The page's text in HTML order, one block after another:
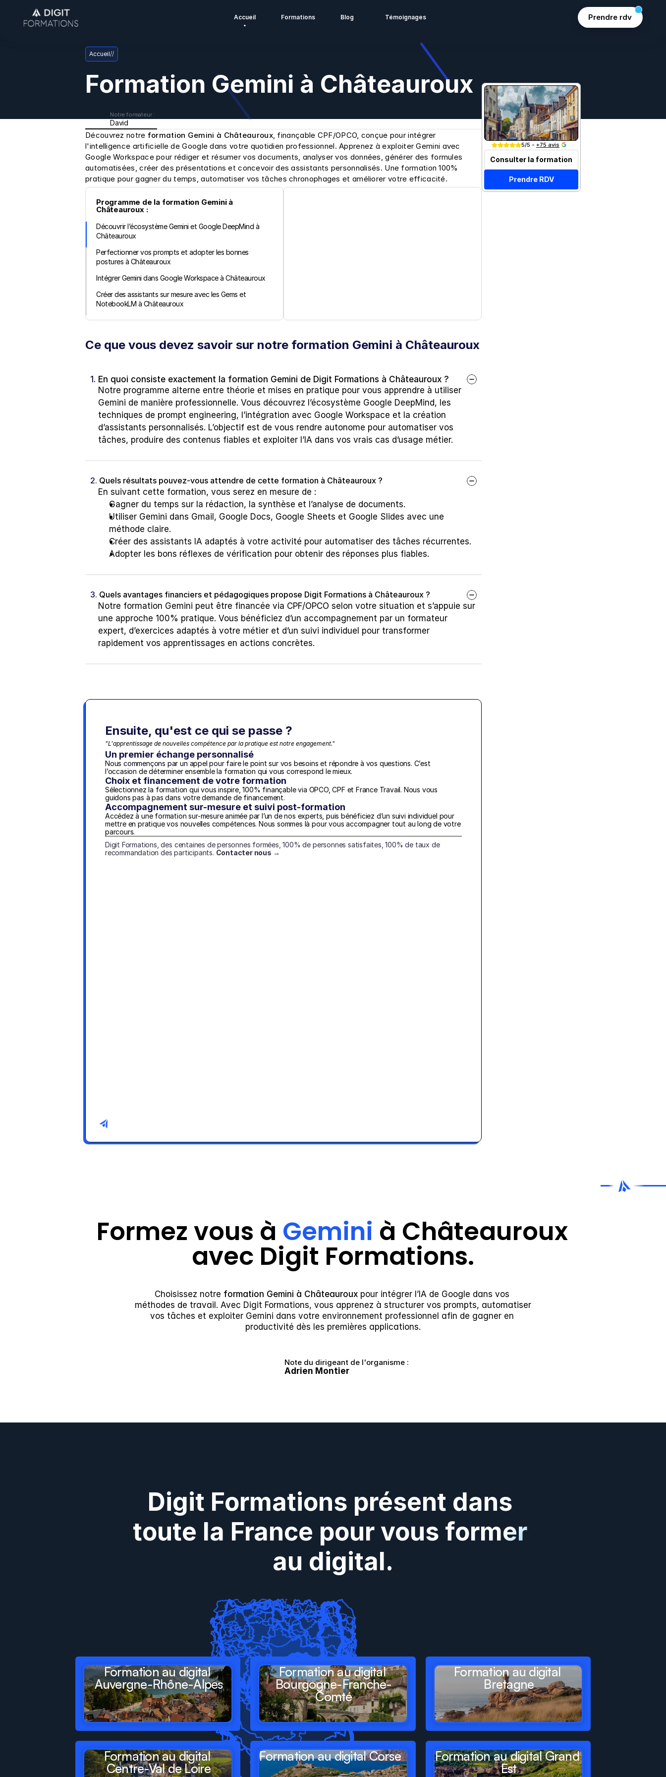
Accueil//
Formation Gemini à Châteauroux
Notre formateur :
David
Découvrez notre formation Gemini à Châteauroux, finançable CPF/OPCO, conçue pour intégrer
l'intelligence artificielle de Google dans votre quotidien professionnel. Apprenez à exploiter Gemini avec
Google Workspace pour rédiger et résumer vos documents, analyser vos données, générer des formules
automatisées, créer des présentations et concevoir des assistants personnalisés. Une formation 100%
pratique pour gagner du temps, automatiser vos tâches chronophages et améliorer votre efficacité.
Programme de la formation Gemini à
Châteauroux :
Découvrir l’écosystème Gemini et Google DeepMind à
Châteauroux
Perfectionner vos prompts et adopter les bonnes
postures à Châteauroux
Intégrer Gemini dans Google Workspace à Châteauroux
Créer des assistants sur mesure avec les Gems et
NotebookLM à Châteauroux
Ce que vous devez savoir sur notre formation Gemini à Châteauroux
1. En quoi consiste exactement la formation Gemini de Digit Formations à Châteauroux ?
Notre programme alterne entre théorie et mises en pratique pour vous apprendre à utiliser
Gemini de manière professionnelle. Vous découvrez l’écosystème Google DeepMind, les
techniques de prompt engineering, l’intégration avec Google Workspace et la création
d’assistants personnalisés. L’objectif est de vous rendre autonome pour automatiser vos
tâches, produire des contenus fiables et exploiter l’IA dans vos vrais cas d’usage métier.
2. Quels résultats pouvez-vous attendre de cette formation à Châteauroux ?
En suivant cette formation, vous serez en mesure de :
Gagner du temps sur la rédaction, la synthèse et l’analyse de documents.
Utiliser Gemini dans Gmail, Google Docs, Google Sheets et Google Slides avec une
méthode claire.
Créer des assistants IA adaptés à votre activité pour automatiser des tâches récurrentes.
Adopter les bons réflexes de vérification pour obtenir des réponses plus fiables.
3. Quels avantages financiers et pédagogiques propose Digit Formations à Châteauroux ?
Notre formation Gemini peut être financée via CPF/OPCO selon votre situation et s’appuie sur
une approche 100% pratique. Vous bénéficiez d’un accompagnement par un formateur
expert, d’exercices adaptés à votre métier et d’un suivi individuel pour transformer
rapidement vos apprentissages en actions concrètes.
Ensuite, qu'est ce qui se passe ?
"L'apprentissage de nouvelles compétence par la pratique est notre engagement."
Un premier échange personnalisé
Nous commençons par un appel pour faire le point sur vos besoins et répondre à vos questions. C’est
l’occasion de déterminer ensemble la formation qui vous correspond le mieux.
Choix et financement de votre formation
Sélectionnez la formation qui vous inspire, 100% finançable via OPCO, CPF et France Travail. Nous vous
guidons pas à pas dans votre demande de financement.
Accompagnement sur-mesure et suivi post-formation
Accédez à une formation sur-mesure animée par l’un de nos experts, puis bénéficiez d’un suivi individuel pour
mettre en pratique vos nouvelles compétences. Nous sommes là pour vous accompagner tout au long de votre
parcours.
Digit Formations, des centaines de personnes formées, 100% de personnes satisfaites, 100% de taux de
recommandation des participants. Contacter nous →
Join 15k+ marketers
5/5 - +75 avis
Consulter la formation
Prendre RDV
Formez vous à Gemini à Châteauroux
avec Digit Formations.
Choisissez notre formation Gemini à Châteauroux pour intégrer l’IA de Google dans vos
méthodes de travail. Avec Digit Formations, vous apprenez à structurer vos prompts, automatiser
vos tâches et exploiter Gemini dans votre environnement professionnel afin de gagner en
productivité dès les premières applications.
Note du dirigeant de l'organisme :
Adrien Montier
Accueil Formations Blog Témoignages Prendre rdv
Digit Formations présent dans
toute la France pour vous former
au digital.
présent danstousles
départementsetrégionsdeFrance
Formation au digital
Auvergne-Rhône-Alpes
Formation au digital
Bourgogne-Franche-
Comté
Formation au digital
Bretagne
Formation au digital
Centre-Val de Loire
Formation au digital Corse
Formation au digital Grand
Est